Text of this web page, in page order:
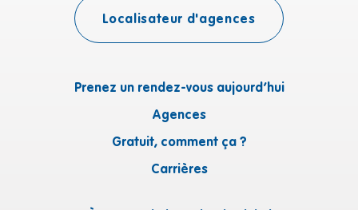
Prenez un rendez-vous aujourd’hui
Agences
Gratuit, comment ça ?
Carrières
Localisateur d'agences